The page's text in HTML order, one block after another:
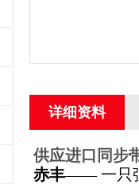
详细资料
供应进口同步
赤丰—— 一只